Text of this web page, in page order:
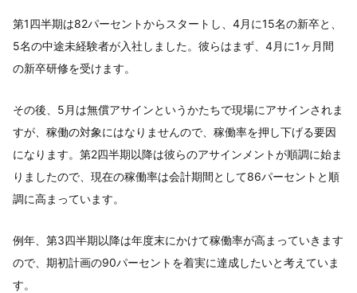
第1四半期は82パーセントからスタートし、4月に15名の新卒と、
5名の中途未経験者が入社しました。彼らはまず、4月に1ヶ月間
の新卒研修を受けます。
その後、5月は無償アサインというかたちで現場にアサインされま
すが、稼働の対象にはなりませんので、稼働率を押し下げる要因
になります。第2四半期以降は彼らのアサインメントが順調に始ま
りましたので、現在の稼働率は会計期間として86パーセントと順
調に高まっています。
例年、第3四半期以降は年度末にかけて稼働率が高まっていきます
ので、期初計画の90パーセントを着実に達成したいと考えていま
す。